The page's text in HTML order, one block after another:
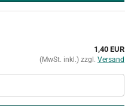
1,40 EUR
(MwSt. inkl.) zzgl. Versand